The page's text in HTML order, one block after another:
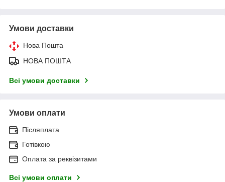
Умови доставки
Нова Пошта
НОВА ПОШТА
Всі умови доставки
Умови оплати
Післяплата
Готівкою
Оплата за реквізитами
Всі умови оплати